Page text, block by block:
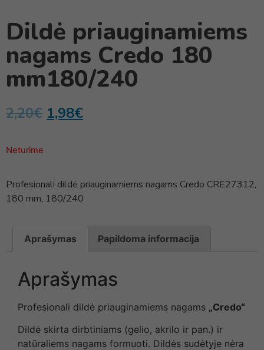
Dildė priauginamiems
nagams Credo 180
mm180/240
2,20€ 1,98€
Neturime
Profesionali dildė priauginamiems nagams Credo CRE27312,
180 mm, 180/240
Aprašymas Papildoma informacija
Aprašymas
Profesionali dildė priauginamiems nagams „Credo“
Dildė skirta dirbtiniams (gelio, akrilo ir pan.) ir
natūraliems nagams formuoti. Dildės sudėtyje nėra